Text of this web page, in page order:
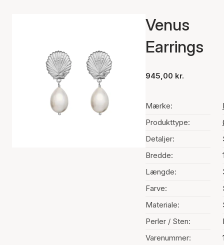
Venus
Earrings
945,00 kr.
Mærke:
Produkttype:
Detaljer:
Bredde:
Længde:
Farve:
Materiale:
Perler / Sten:
Varenummer: